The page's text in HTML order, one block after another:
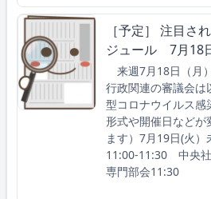
［予定］ 注目さ
ジュール 7月18
来週7月18日（月
行政関連の審議会
型コロナウイルス感
形式や開催日などが
ます）7月19日(火
11:00-11:30 中央
専門部会11:30